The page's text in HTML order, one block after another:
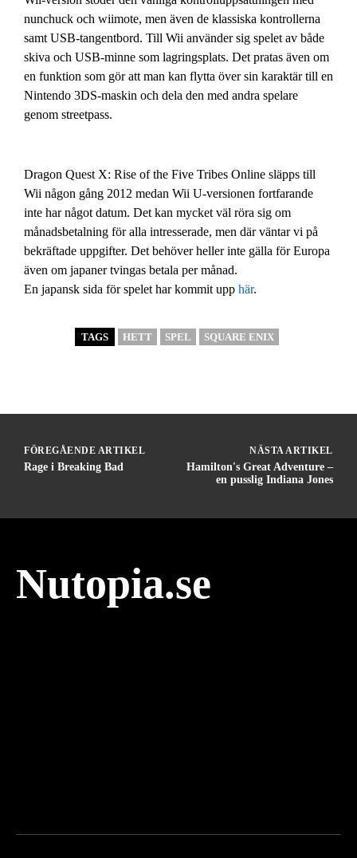
nunchuck och wiimote, men även de klassiska kontrollerna
samt USB-tangentbord. Till Wii använder sig spelet av både
skiva och USB-minne som lagringsplats. Det pratas även om
en funktion som gör att man kan flytta över sin karaktär till en
Nintendo 3DS-maskin och dela den med andra spelare
genom streetpass.
Dragon Quest X: Rise of the Five Tribes Online släpps till
Wii någon gång 2012 medan Wii U-versionen fortfarande
inte har något datum. Det kan mycket väl röra sig om
månadsbetalning för alla intresserade, men där väntar vi på
bekräftade uppgifter. Det behöver heller inte gälla för Europa
även om japaner tvingas betala per månad.
En japansk sida för spelet har kommit upp här.
TAGS HETT SPEL SQUARE ENIX
FÖREGÅENDE ARTIKEL
Rage i Breaking Bad
NÄSTA ARTIKEL
Hamilton's Great Adventure –
en pusslig Indiana Jones
Nutopia.se